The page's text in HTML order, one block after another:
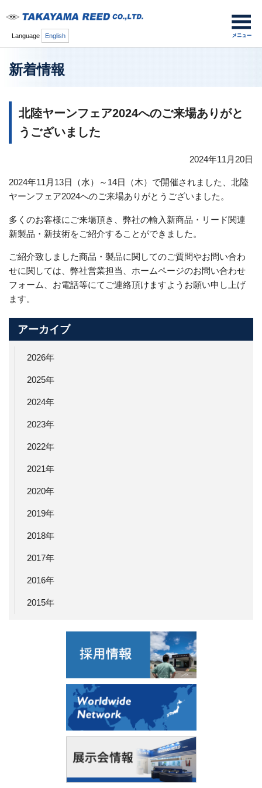
Language English
新着情報
北陸ヤーンフェア2024へのご来場ありがと
うございました
2024年11月20日
2024年11月13日（水）～14日（木）で開催されました、北陸
ヤーンフェア2024へのご来場ありがとうございました。
多くのお客様にご来場頂き、弊社の輸入新商品・リード関連
新製品・新技術をご紹介することができました。
ご紹介致しました商品・製品に関してのご質問やお問い合わ
せに関しては、弊社営業担当、ホームページのお問い合わせ
フォーム、お電話等にてご連絡頂けますようお願い申し上げ
ます。
アーカイブ
2026年
2025年
2024年
2023年
2022年
2021年
2020年
2019年
2018年
2017年
2016年
2015年